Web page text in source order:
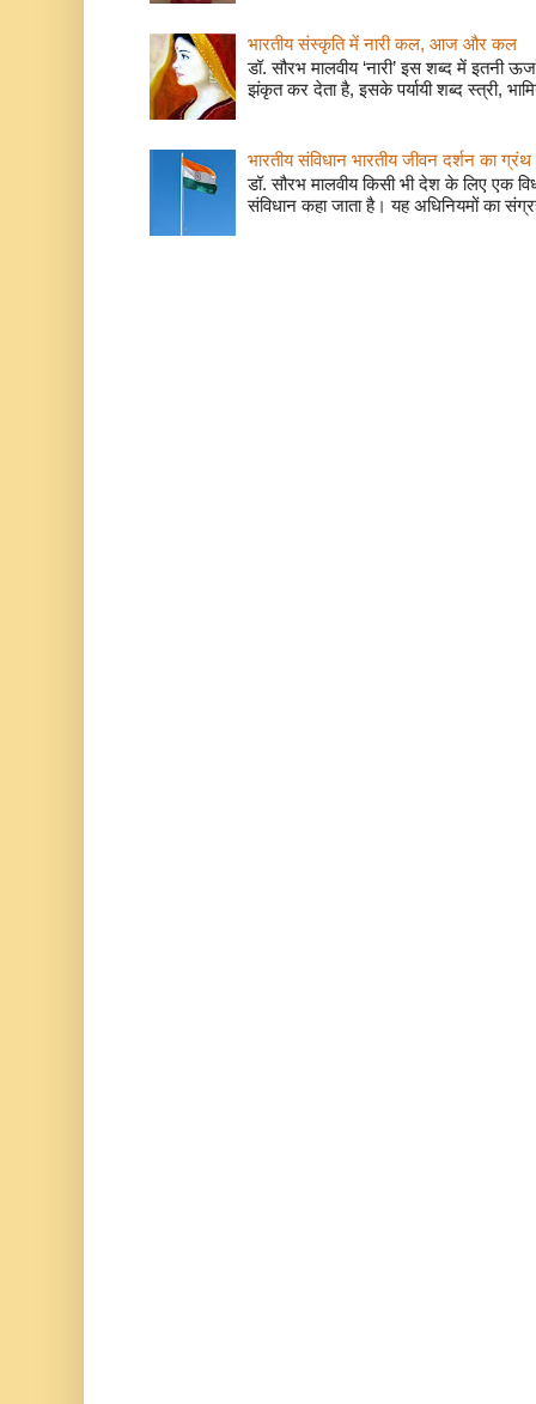
भारतीय संस्कृति में नारी कल, आज और कल
डॉ. सौरभ मालवीय ‘नारी’ इस शब्द में इतनी
झंकृत कर देता है, इसके पर्यायी शब्द स्त्री,
भारतीय संविधान भारतीय जीवन दर्शन का ग्रंथ
डॉ. सौरभ मालवीय किसी भी देश के लिए एक
संविधान कहा जाता है। यह अधिनियमों का